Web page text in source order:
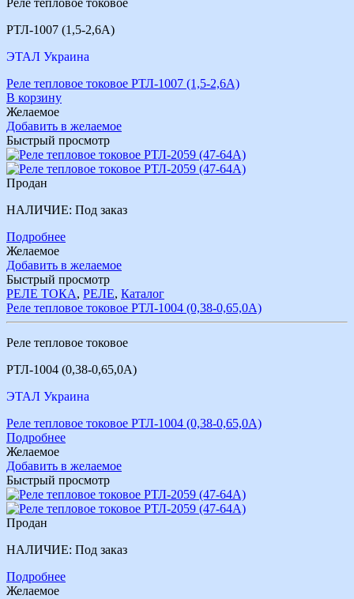
Реле тепловое токовое
РТЛ-1007 (1,5-2,6А)
ЭТАЛ Украина
Реле тепловое токовое РТЛ-1007 (1,5-2,6А)
В корзину
Желаемое
Добавить в желаемое
Быстрый просмотр
Продан
НАЛИЧИЕ: Под заказ
Подробнее
Желаемое
Добавить в желаемое
Быстрый просмотр
РЕЛЕ ТОКА, РЕЛЕ, Каталог
Реле тепловое токовое РТЛ-1004 (0,38-0,65,0А)
Реле тепловое токовое
РТЛ-1004 (0,38-0,65,0А)
ЭТАЛ Украина
Реле тепловое токовое РТЛ-1004 (0,38-0,65,0А)
Подробнее
Желаемое
Добавить в желаемое
Быстрый просмотр
Продан
НАЛИЧИЕ: Под заказ
Подробнее
Желаемое